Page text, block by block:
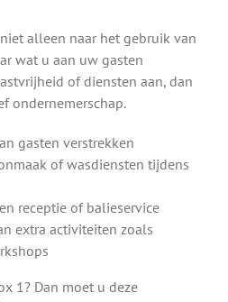
alleen naar het gebruik van
wat u aan uw gasten
of diensten aan, dan
ondernemerschap.
gasten verstrekken
of wasdiensten tijdens
receptie of balieservice
extra activiteiten zoals
1? Dan moet u deze